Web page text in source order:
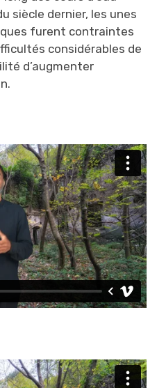
siècle dernier, les unes
furent contraintes
considérables de
d’augmenter